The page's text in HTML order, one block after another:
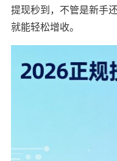
提现秒到，不管是新手
就能轻松增收。